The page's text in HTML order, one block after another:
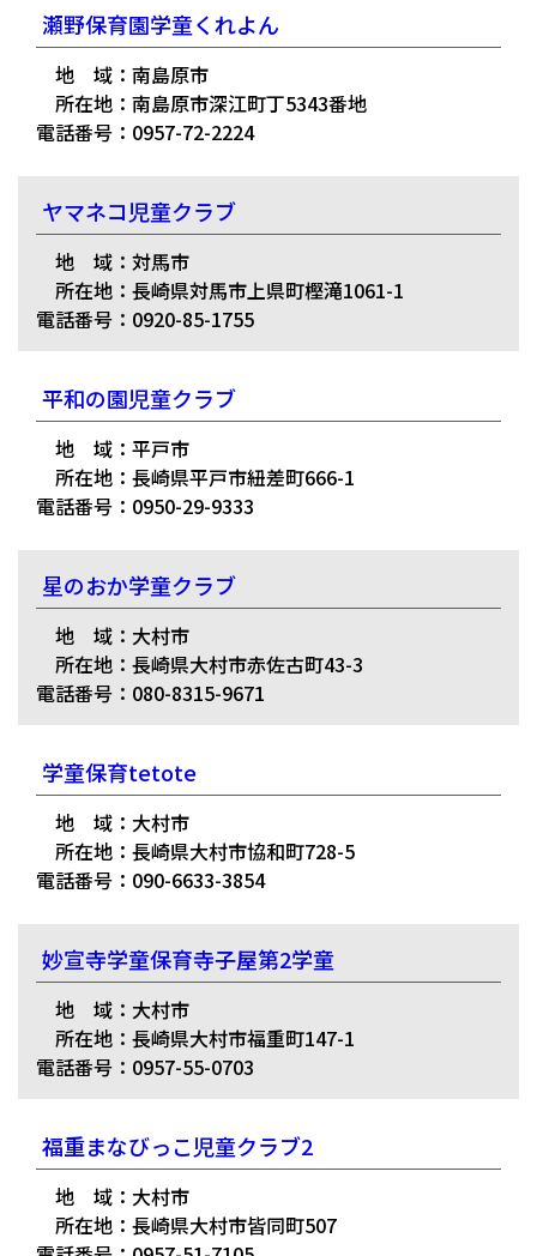
瀬野保育園学童くれよん
地 域：南島原市
所在地：南島原市深江町丁5343番地
電話番号：0957-72-2224
ヤマネコ児童クラブ
地 域：対馬市
所在地：長崎県対馬市上県町樫滝1061-1
電話番号：0920-85-1755
平和の園児童クラブ
地 域：平戸市
所在地：長崎県平戸市紐差町666-1
電話番号：0950-29-9333
星のおか学童クラブ
地 域：大村市
所在地：長崎県大村市赤佐古町43-3
電話番号：080-8315-9671
学童保育tetote
地 域：大村市
所在地：長崎県大村市協和町728-5
電話番号：090-6633-3854
妙宣寺学童保育寺子屋第2学童
地 域：大村市
所在地：長崎県大村市福重町147-1
電話番号：0957-55-0703
福重まなびっこ児童クラブ2
地 域：大村市
所在地：長崎県大村市皆同町507